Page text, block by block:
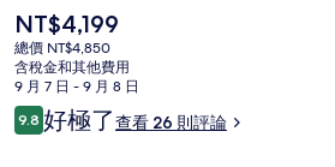
集
目
前
的
價
格
是
NT$4,199
總價 NT$4,850
含稅金和其他費用
9 月 7 日 - 9 月 8 日
評
論
9.89.8 分，滿分 10 分，
好極了查看 26 則評論